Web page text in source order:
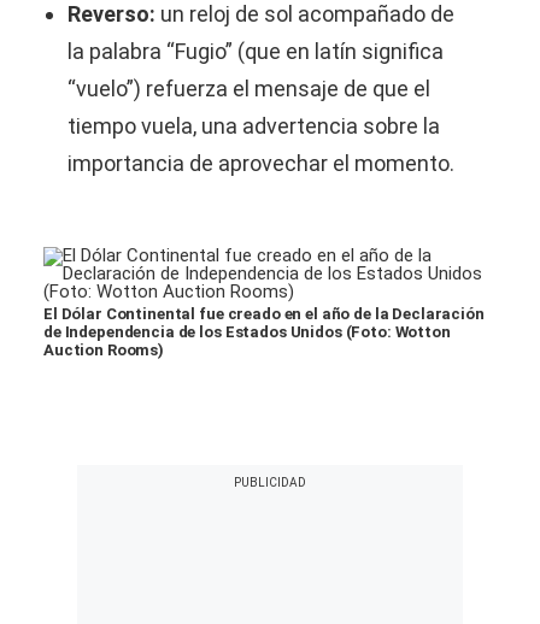
Reverso: un reloj de sol acompañado de
la palabra “Fugio” (que en latín significa
“vuelo”) refuerza el mensaje de que el
tiempo vuela, una advertencia sobre la
importancia de aprovechar el momento.
El Dólar Continental fue creado en el año de la Declaración
de Independencia de los Estados Unidos (Foto: Wotton
Auction Rooms)